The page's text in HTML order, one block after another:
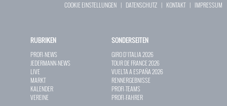
COOKIE EINSTELLUNGEN | DATENSCHUTZ | KONTAKT| IMPRESSUM
RUBRIKEN
PROFI-NEWS
JEDERMANN-NEWS
LIVE
MARKT
KALENDER
VEREINE
SONDERSEITEN
GIRO D`ITALIA 2026
TOUR DE FRANCE 2026
VUELTA A ESPAÑA 2026
RENNERGEBNISSE
PROFI-TEAMS
PROFI-FAHRER